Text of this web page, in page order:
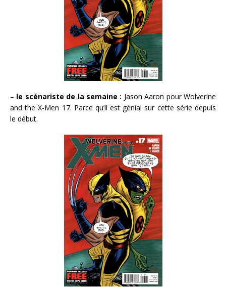
– le scénariste de la semaine : Jason Aaron pour Wolverine
and the X-Men 17. Parce qu’il est génial sur cette série depuis
le début.